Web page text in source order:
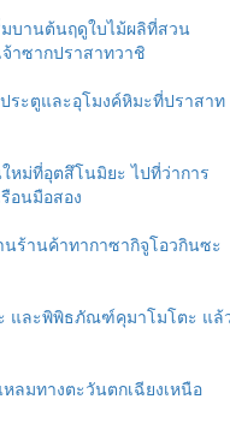
มบานต้นฤดูใบไม้ผลิที่สวน
าซากปราสาทวาชิ
ระตูและอุโมงค์หิมะที่ปราสาท
หม่ที่อุตสึโนมิยะ ไปที่ว่าการ
อนมือสอง
ร้านค้าทากาซากิจูโอวกินซะ
และพิพิธภัณฑ์คุมาโมโตะ แล้
ลมทางตะวันตกเฉียงเหนือ